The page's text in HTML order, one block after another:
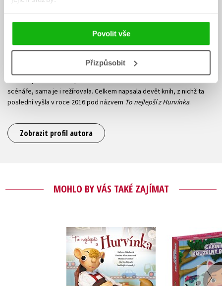
Povolit vše
Přizpůsobit
Helena Štáchová
Helena Štáchová byla česká loutkoherečka, scénáristka, režisérka,
dabérka, ředitelka loutkového Divadla Spejbla a Hurvínka a také
autorka divadelních her a knih. Pro diváky se stala nezapomenutelnou
svým hlasem Máničky a Bábinky v divadle, v televizi pak dabovala
scénáře, sama je i režírovala. Celkem napsala devět knih, z nichž ta
poslední vyšla v roce 2016 pod názvem To nejlepší z Hurvínka.
Zobrazit profil autora
MOHLO BY VÁS TAKÉ ZAJÍMAT
To nejlepší z
Hurvínka
Helena Štáchová
,
Martin Klásek
,
Miki Kirschner
,
Ondřej Lážnovský
,
Gábinin
domek -
s